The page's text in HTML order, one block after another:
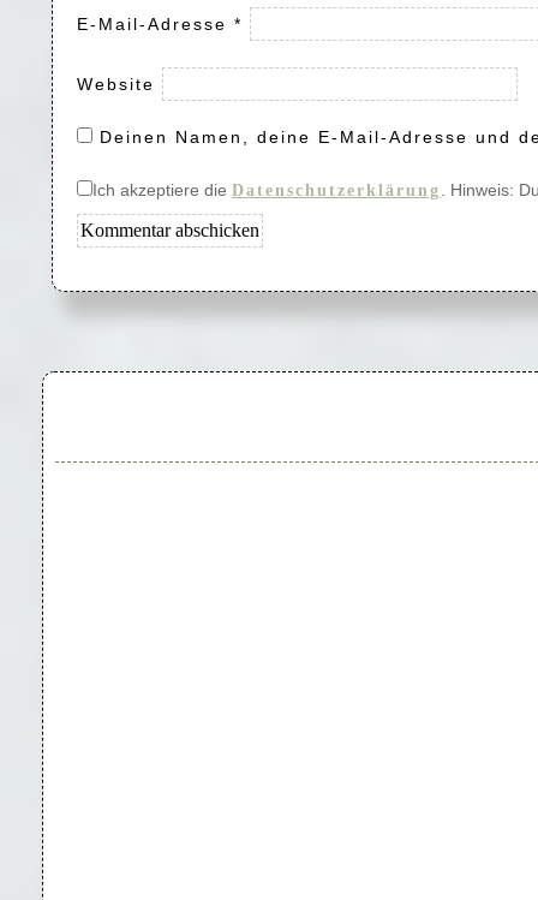
E-Mail-Adresse *
Website
Deinen Namen, deine E-Mail-Adresse und
Ich akzeptiere die Datenschutzerklärung . Hinweis: